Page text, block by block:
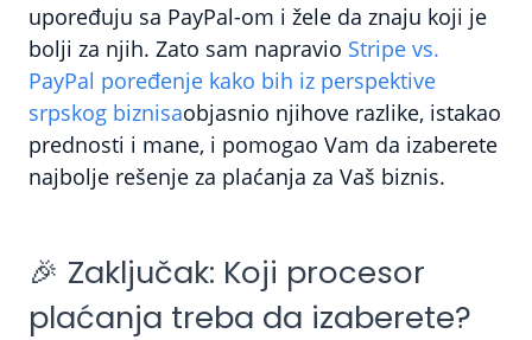
upoređuju sa PayPal-om i žele da znaju koji je
bolji za njih. Zato sam napravio Stripe vs.
PayPal poređenje kako bih iz perspektive
srpskog biznisaobjasnio njihove razlike, istakao
prednosti i mane, i pomogao Vam da izaberete
najbolje rešenje za plaćanja za Vaš biznis.
🎉 Zaključak: Koji procesor
plaćanja treba da izaberete?